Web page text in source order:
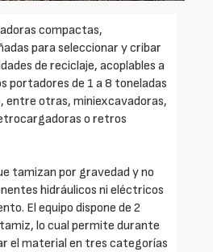
compactas,
para seleccionar y cribar
de reciclaje, acoplables a
portadores de 1 a 8 toneladas
entre otras, miniexcavadoras,
o retros
tamizan por gravedad y no
hidráulicos ni eléctricos
El equipo dispone de 2
lo cual permite durante
el material en tres categorías